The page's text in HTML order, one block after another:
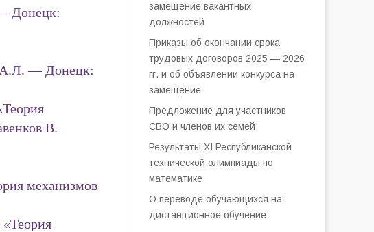
Донецк:
А.Л. — Донецк:
В.
механизмов
замещение вакантных
должностей
Приказы об окончании срока
трудовых договоров 2025 — 2026
гг. и об объявлении конкурса на
замещение
Предложение для участников
СВО и членов их семей
Результаты XI Республиканской
технической олимпиады по
математике
О переводе обучающихся на
дистанционное обучение